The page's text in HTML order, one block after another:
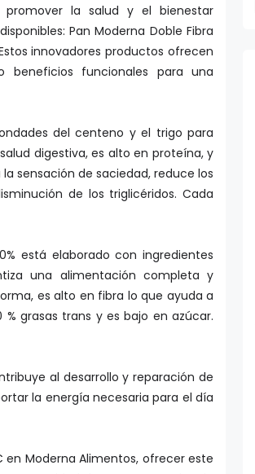
promover la salud y el bienestar
Pan Moderna Doble Fibra
innovadores productos ofrecen
beneficios funcionales para una
del centeno y el trigo para
digestiva, es alto en proteína, y
sensación de saciedad, reduce los
de los triglicéridos. Cada
está elaborado con ingredientes
una alimentación completa y
es alto en fibra lo que ayuda a
grasas trans y es bajo en azúcar.
al desarrollo y reparación de
la energía necesaria para el día
en Moderna Alimentos, ofrecer este